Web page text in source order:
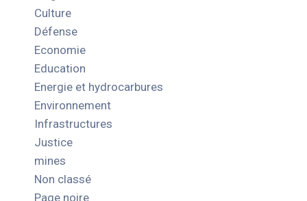
Culture
Défense
Economie
Education
Energie et hydrocarbures
Environnement
Infrastructures
Justice
mines
Non classé
Page noire